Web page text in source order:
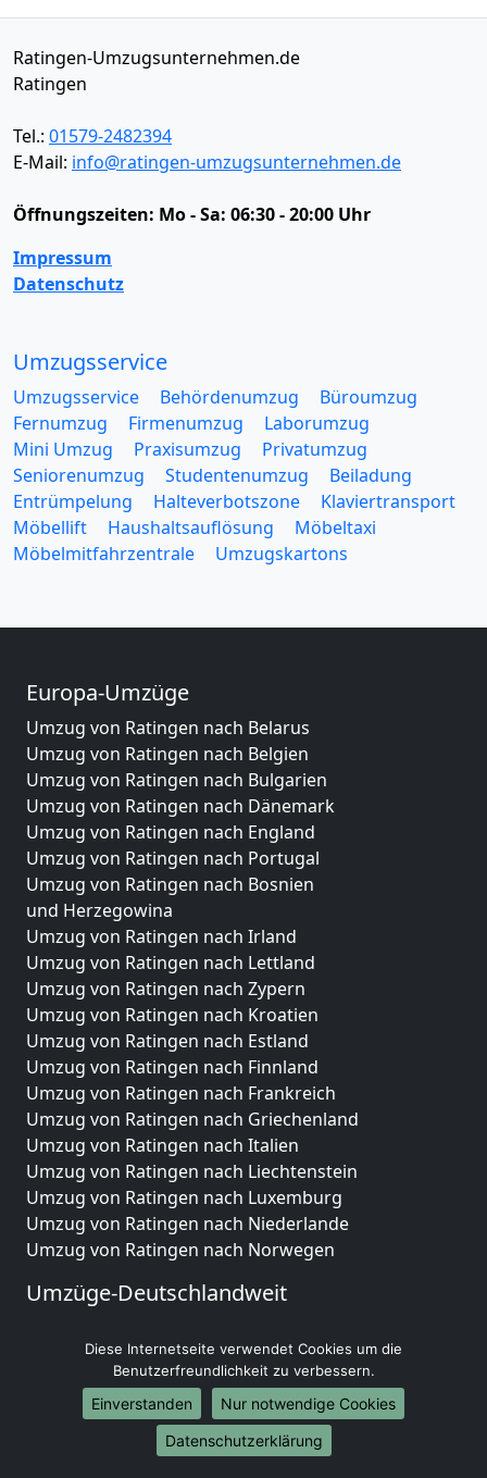
Ratingen-Umzugsunternehmen.de
Ratingen
Tel.: 01579-2482394
E-Mail: info@ratingen-umzugsunternehmen.de
Öffnungszeiten: Mo - Sa: 06:30 - 20:00 Uhr
Impressum
Datenschutz
Umzugsservice
Umzugsservice Behördenumzug
Büroumzug
Fernumzug
Firmenumzug
Laborumzug
Mini Umzug
Praxisumzug
Privatumzug
Seniorenumzug
Studentenumzug
Beiladung
Entrümpelung
Halteverbotszone
Klaviertransport
Möbellift
Haushaltsauflösung
Möbeltaxi
Möbelmitfahrzentrale
Umzugskartons
Europa-Umzüge
Umzug von Ratingen nach Belarus
Umzug von Ratingen nach Belgien
Umzug von Ratingen nach Bulgarien
Umzug von Ratingen nach Dänemark
Umzug von Ratingen nach England
Umzug von Ratingen nach Portugal
Umzug von Ratingen nach Bosnien
und Herzegowina
Umzug von Ratingen nach Irland
Umzug von Ratingen nach Lettland
Umzug von Ratingen nach Zypern
Umzug von Ratingen nach Kroatien
Umzug von Ratingen nach Estland
Umzug von Ratingen nach Finnland
Umzug von Ratingen nach Frankreich
Umzug von Ratingen nach Griechenland
Umzug von Ratingen nach Italien
Umzug von Ratingen nach Liechtenstein
Umzug von Ratingen nach Luxemburg
Umzug von Ratingen nach Niederlande
Umzug von Ratingen nach Norwegen
Umzüge-Deutschlandweit
Umzug von Ratingen nach Hamburg
Umzug von Ratingen nach München
Umzug von Ratingen nach Köln
Umzug von Ratingen nach Frankfurt am Main
Umzug von Ratingen nach Stuttgart
Diese Internetseite verwendet Cookies um die
Benutzerfreundlichkeit zu verbessern.
Einverstanden
Nur notwendige Cookies
Datenschutzerklärung